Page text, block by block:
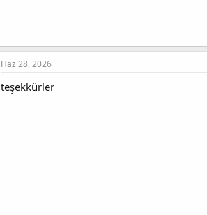
Haz 28, 2026
teşekkürler